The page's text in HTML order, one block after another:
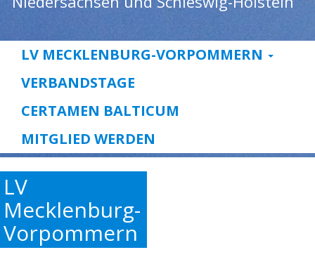
LV MECKLENBURG-VORPOMMERN
VERBANDSTAGE
CERTAMEN BALTICUM
MITGLIED WERDEN
LV
Mecklenburg-
Vorpommern